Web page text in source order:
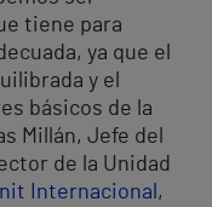
tiene para
ya que el
y el
básicos de la
Millán, Jefe del
de la Unidad
Internacional ,